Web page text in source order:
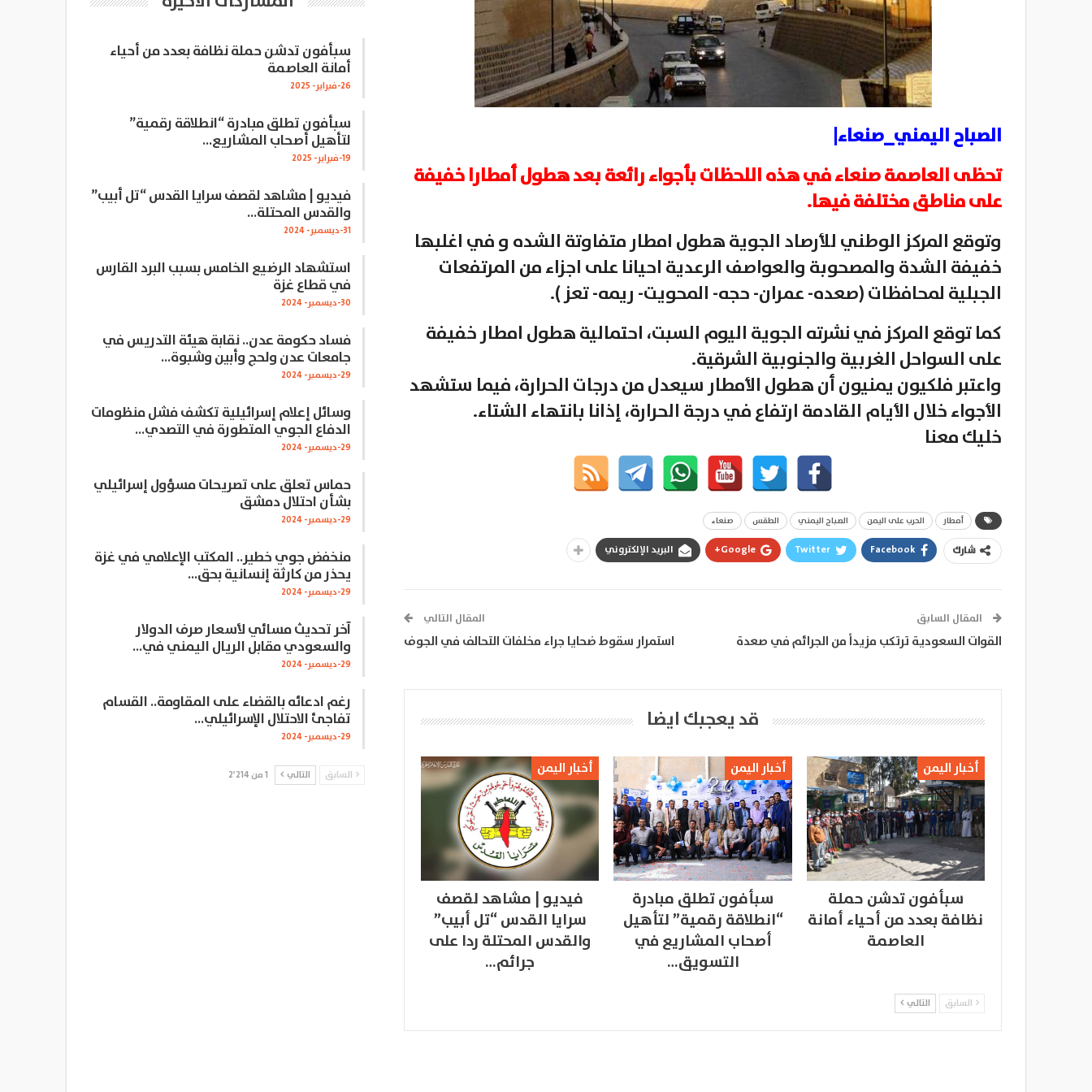
الصباح اليمني_صنعاء|
تحظى العاصمة صنعاء في هذه اللحظات بأجواء رائعة بعد هطول أمطارا خفيفة
على مناطق مختلفة فيها.
وتوقع المركز الوطني للأرصاد الجوية هطول امطار متفاوتة الشده و في اغلبها
خفيفة الشدة والمصحوبة والعواصف الرعدية احيانا على اجزاء من المرتفعات
الجبلية لمحافظات (صعده- عمران- حجه- المحويت- ريمه- تعز ).
كما توقع المركز في نشرته الجوية اليوم السبت، احتمالية هطول امطار خفيفة
على السواحل الغربية والجنوبية الشرقية.
واعتبر فلكيون يمنيون أن هطول الأمطار سيعدل من درجات الحرارة، فيما ستشهد
الأجواء خلال الأيام القادمة ارتفاع في درجة الحرارة، إذانا بانتهاء الشتاء.
خليك معنا
أمطار الحرب على اليمن الصباح اليمني الطقس صنعاء
شارك Facebook
Twitter
Google+ البريد الإلكتروني
المقال السابق
القوات السعودية ترتكب مزيداً من الجرائم في صعدة
المقال التالي
استمرار سقوط ضحايا جراء مخلفات التحالف في الجوف
قد يعجبك ايضا
أخبار اليمن
سبأفون تدشن حملة
نظافة بعدد من أحياء أمانة
العاصمة
أخبار اليمن
سبأفون تطلق مبادرة
“انطلاقة رقمية” لتأهيل
أصحاب المشاريع في
التسويق…
أخبار اليمن
فيديو | مشاهد لقصف
سرايا القدس “تل أبيب”
والقدس المحتلة ردا على
جرائم…
السابق التالي
سبأفون تدشن حملة نظافة بعدد من أحياء
أمانة العاصمة
26-فبراير- 2025
سبأفون تطلق مبادرة “انطلاقة رقمية”
لتأهيل أصحاب المشاريع…
19-فبراير- 2025
فيديو | مشاهد لقصف سرايا القدس “تل أبيب”
والقدس المحتلة…
31-ديسمبر- 2024
استشهاد الرضيع الخامس بسبب البرد القارس
في قطاع غزة
30-ديسمبر- 2024
فساد حكومة عدن.. نقابة هيئة التدريس في
جامعات عدن ولحج وأبين وشبوة…
29-ديسمبر- 2024
وسائل إعلام إسرائيلية تكشف فشل منظومات
الدفاع الجوي المتطورة في التصدي…
29-ديسمبر- 2024
حماس تعلق على تصريحات مسؤول إسرائيلي
بشأن احتلال دمشق
29-ديسمبر- 2024
منخفض جوي خطير.. المكتب الإعلامي في غزة
يحذر من كارثة إنسانية بحق…
29-ديسمبر- 2024
آخر تحديث مسائي لأسعار صرف الدولار
والسعودي مقابل الريال اليمني في…
29-ديسمبر- 2024
رغم ادعائه بالقضاء على المقاومة.. القسام
تفاجئ الاحتلال الإسرائيلي…
29-ديسمبر- 2024
السابق التالي 1 من 2٬214